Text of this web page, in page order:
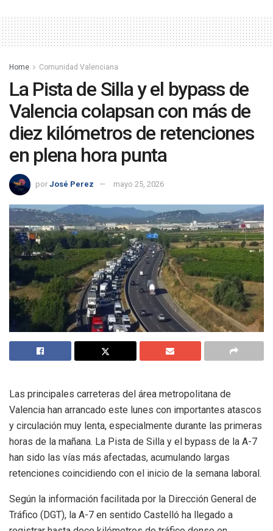
Home Comunidad Valenciana
La Pista de Silla y el bypass de
Valencia colapsan con más de
diez kilómetros de retenciones
en plena hora punta
por José Perez mayo 25, 2026
Las principales carreteras del área metropolitana de
Valencia han arrancado este lunes con importantes atascos
y circulación muy lenta, especialmente durante las primeras
horas de la mañana. La Pista de Silla y el bypass de la A-7
han sido las vías más afectadas, acumulando largas
retenciones coincidiendo con el inicio de la semana laboral.
Según la información facilitada por la Dirección General de
Tráfico (DGT), la A-7 en sentido Castelló ha llegado a